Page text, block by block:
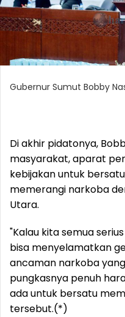
Gubernur Sumut Bobby
Di akhir pidatonya,
masyarakat, aparat
kebijakan untuk
memerangi narkoba
Utara.
"Kalau kita semua
bisa menyelamatkan
ancaman narkoba
pungkasnya penuh
ada untuk bersatu
tersebut.(*)